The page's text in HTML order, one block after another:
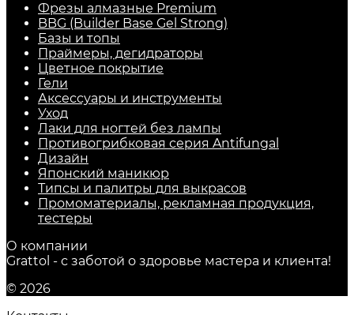
Фрезы алмазные Premium
BBG (Builder Base Gel Strong)
Базы и топы
Праймеры, дегидраторы
Цветное покрытие
Гели
Аксессуары и инструменты
Уход
Лаки для ногтей без лампы
Противогрибковая серия Antifungal
Дизайн
Японский маникюр
Типсы и палитры для выкрасов
Промоматериалы, рекламная продукция,
тестеры
О компании
Grattol - с заботой о здоровье мастера и клиента!
© 2026